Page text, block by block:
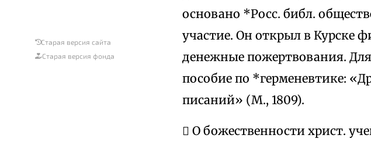
Старая версия сайта
Старая версия фонда
основано *Росс. библ.
участие. Он открыл в Курске
денежные пожертвования.
пособие по *герменевтике:
писаний» (М., 1809).
 О божественности христ.